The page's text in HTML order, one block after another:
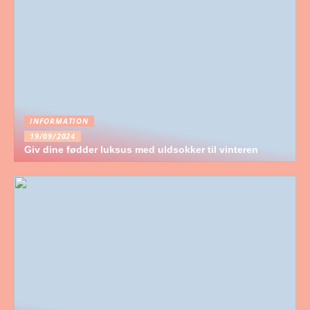
INFORMATION
19/09/2024
Giv dine fødder luksus med uldsokker til vinteren